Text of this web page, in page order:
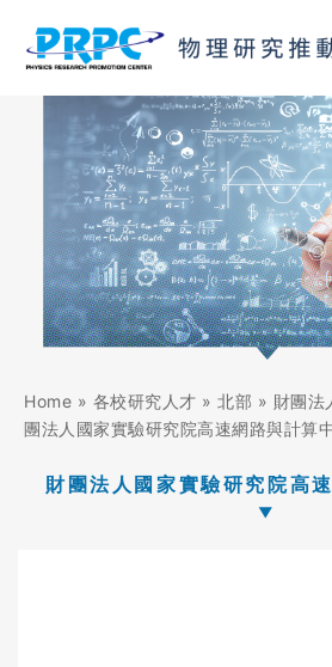
Home » 各校研究人才 » 北部 » 財團法
團法人國家實驗研究院高速網路與計算
財團法人國家實驗研究院高